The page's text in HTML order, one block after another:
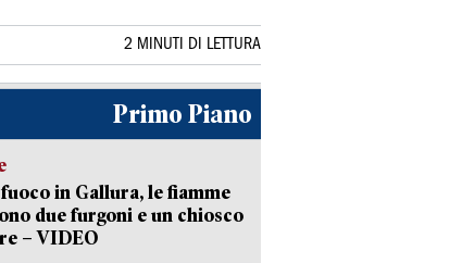
2 MINUTI DI LETTURA
Primo Piano
in Gallura, le fiamme
due furgoni e un chiosco
– VIDEO